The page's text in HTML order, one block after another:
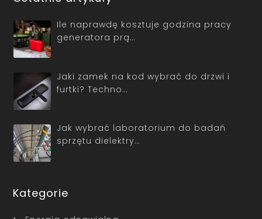
Ile naprawdę kosztuje godzina pracy
generatora prą…
Jaki zamek na kod wybrać do drzwi i
furtki? Techno…
Jak wybrać laboratorium do badań
sprzętu dielektry…
Kategorie